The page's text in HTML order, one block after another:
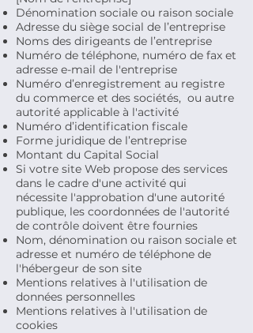
Dénomination sociale ou raison sociale
Adresse du siège social de l’entreprise
Noms des dirigeants de l’entreprise
Numéro de téléphone, numéro de fax et
adresse e-mail de l'entreprise
Numéro d’enregistrement au registre
du commerce et des sociétés, ou autre
autorité applicable à l'activité
Numéro d’identification fiscale
Forme juridique de l’entreprise
Montant du Capital Social
Si votre site Web propose des services
dans le cadre d'une activité qui
nécessite l'approbation d'une autorité
publique, les coordonnées de l'autorité
de contrôle doivent être fournies
Nom, dénomination ou raison sociale et
adresse et numéro de téléphone de
l'hébergeur de son site
Mentions relatives à l'utilisation de
données personnelles
Mentions relatives à l'utilisation de
cookies